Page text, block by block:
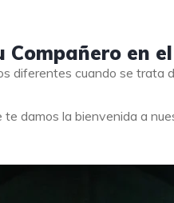
en
diferentes cuando se
damos la bienvenida a